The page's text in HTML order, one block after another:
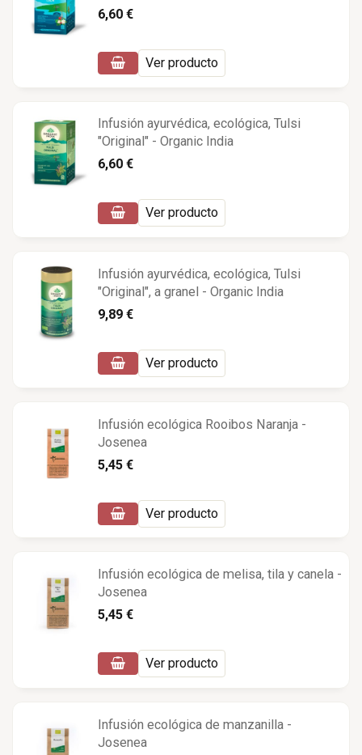
6,60 €
Ver producto
Infusión ayurvédica, ecológica, Tulsi
"Original" - Organic India
6,60 €
Ver producto
Infusión ayurvédica, ecológica, Tulsi
"Original", a granel - Organic India
9,89 €
Ver producto
Infusión ecológica Rooibos Naranja -
Josenea
5,45 €
Ver producto
Infusión ecológica de melisa, tila y canela -
Josenea
5,45 €
Ver producto
Infusión ecológica de manzanilla -
Josenea